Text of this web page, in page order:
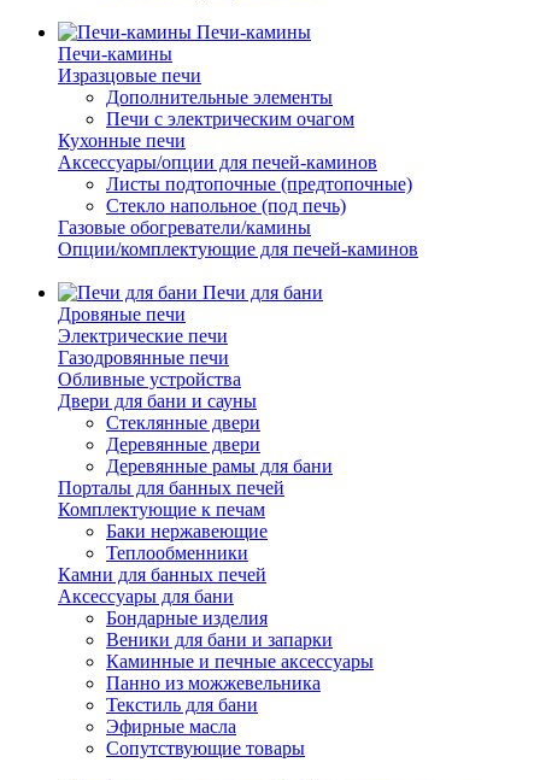
Печи-камины
Печи-камины
Изразцовые печи
Дополнительные элементы
Печи с электрическим очагом
Кухонные печи
Аксессуары/опции для печей-каминов
Листы подтопочные (предтопочные)
Стекло напольное (под печь)
Газовые обогреватели/камины
Опции/комплектующие для печей-каминов
Печи для бани
Дровяные печи
Электрические печи
Газодровянные печи
Обливные устройства
Двери для бани и сауны
Стеклянные двери
Деревянные двери
Деревянные рамы для бани
Порталы для банных печей
Комплектующие к печам
Баки нержавеющие
Теплообменники
Камни для банных печей
Аксессуары для бани
Бондарные изделия
Веники для бани и запарки
Каминные и печные аксессуары
Панно из можжевельника
Текстиль для бани
Эфирные масла
Сопутствующие товары